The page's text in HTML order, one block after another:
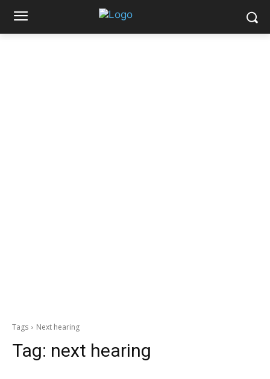
Tags Next hearing
Tag: next hearing